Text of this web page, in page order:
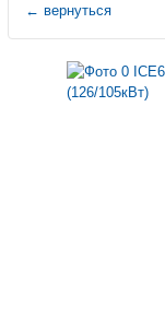
← вернуться